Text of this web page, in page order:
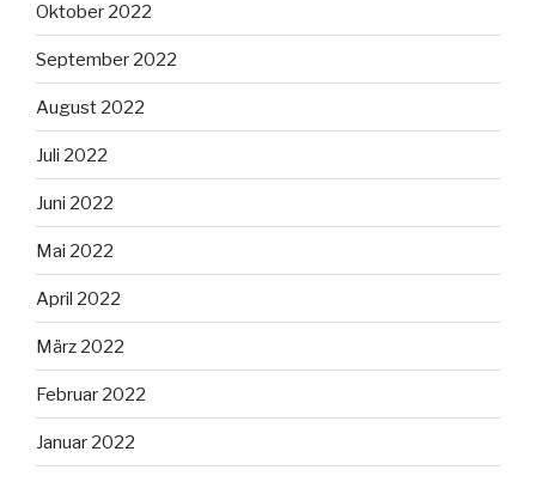
Oktober 2022
September 2022
August 2022
Juli 2022
Juni 2022
Mai 2022
April 2022
März 2022
Februar 2022
Januar 2022